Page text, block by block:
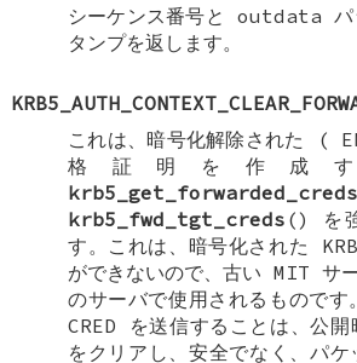
シーケンス番号と outdata パ
タンプを返します。
これは、暗号化解除された (
格証明を作成
krb5_get_forwarded_creds
krb5_fwd_tgt_creds () を
す。これは、暗号化された
ができないので、古い MIT サ
のサーバで使用されるものです
CRED を送信することは、公開
をクリアし、安全でなく、パ